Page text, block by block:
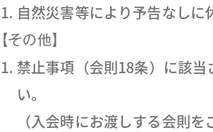
自然災害等により予告なし
【その他】
禁止事項（会則18条）に該
い。
（入会時にお渡しする会則を